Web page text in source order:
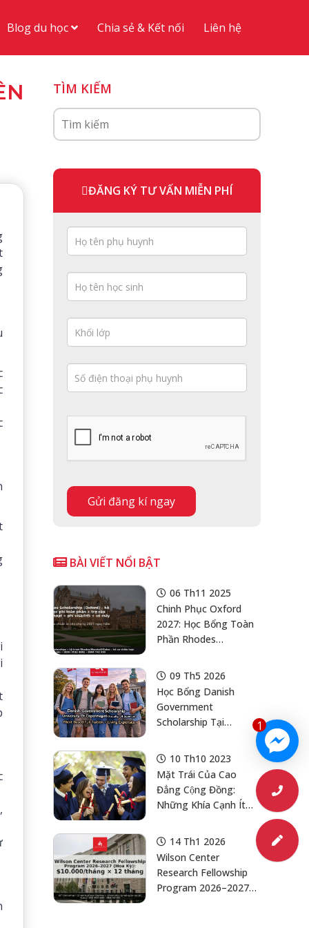
Blog du học Chia sẻ & Kết nối Liên hệ
1
TÌM KIẾM
ĐĂNG KÝ TƯ VẤN MIỄN PHÍ
BÀI VIẾT NỔI BẬT
06 Th11 2025
Chinh Phục Oxford
2027: Học Bổng Toàn
Phần Rhodes
Kỳ 2027
09 Th5 2026
Học Bổng Danish
Government
Scholarship Tại
Copenhagen: Học Phí
+ Sinh Hoạt Phí 22
Tháng Cho Bậc
Master Khoa Khoa
Học
10 Th10 2023
Mặt Trái Của Cao
Đẳng Cộng Đồng:
Những Khía Cạnh Ít
Các Trường Cao Đẳng
Cộng Đồng Ở Hoa Kỳ
Dành Cho Phụ Huynh
Việt Nam
14 Th1 2026
Wilson Center
Research Fellowship
Program 2026–2027